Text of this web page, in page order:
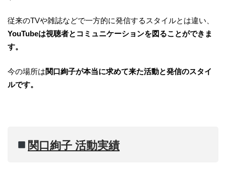
従来のTVや雑誌などで一方的に発信するスタイルとは違い、
YouTubeは視聴者とコミュニケーションを図ることができま
す。
今の場所は関口絢子が本当に求めて来た活動と発信のスタイ
ルです。
関口絢子 活動実績